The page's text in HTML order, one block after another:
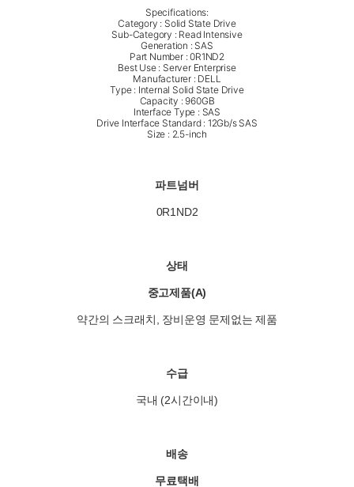
Specifications:
Category : Solid State Drive
Sub-Category : Read Intensive
Generation : SAS
Part Number : 0R1ND2
Best Use : Server Enterprise
Manufacturer : DELL
Type : Internal Solid State Drive
Capacity : 960GB
Interface Type : SAS
Drive Interface Standard : 12Gb/s SAS
Size : 2.5-inch
파트넘버
0R1ND2
상태
중고제품(A)
약간의 스크래치, 장비운영 문제없는 제품
수급
국내 (2시간이내)
배송
무료택배